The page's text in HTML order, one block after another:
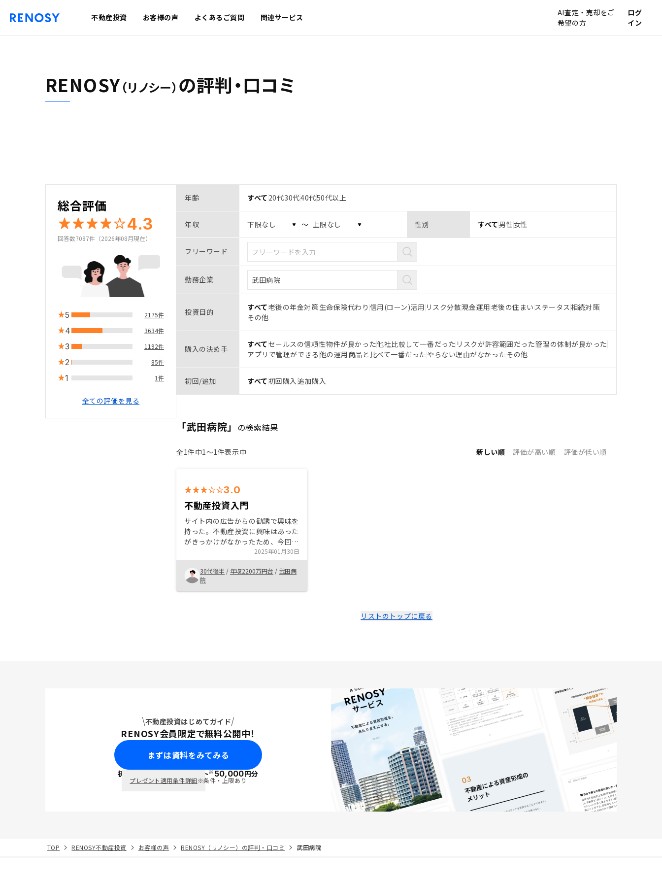
不動産投資 お客様の声 よくあるご質問 関連サービス
AI査定・売却をご
希望の方
ログ
イン
RENOSY（リノシー） の評判・口コミ
総合評価
4.3
回答数7087件（2026年08月現在）
5 2175件
4 3634件
3 1192件
2 85件
1 1件
全ての評価を見る
年齢 すべて 20代30代40代50代以上
年収 〜 性別 すべて 男性 女性
フリーワード
勤務企業
投資目的 すべて老後の年金対策生命保険代わり 信用(ローン)活用 リスク分散現金運用老後の住まい ステータス相続対策
その他
購入の決め手 すべてセールスの信頼性物件が良かった他社比較して一番だった リスクが許容範囲だった管理の体制が良かった
アプリで管理ができる 他の運用商品と比べて一番だった やらない理由がなかったその他
初回/追加 すべて初回購入 追加購入
「武田病院」 の検索結果
全1件中1〜1件表示中 新しい順 評価が高い順 評価が低い順
3.0
不動産投資入門
サイト内の広告からの勧誘で興味を
持った。不動産投資に興味はあった
がきっかけがなかったため、今回試
しにやってみようという気になっ
た。不確かな要素が含まれているた
め慎重に今後の推移を見守っていき
たいと思う。結果次第で増やすある
いはやめるを判断したい。
2025年01月30日
30代後半 / 年収2200万円台 / 武田病
院
リストのトップに戻る
不動産投資はじめてガイド
RENOSY会員限定で無料公開中！
まずは資料をみてみる
初回面談で ポイント※50,000円分
プレゼント適用条件詳細※条件・上限あり
TOP RENOSY不動産投資 お客様の声 RENOSY（リノシー）の評判・口コミ 武田病院